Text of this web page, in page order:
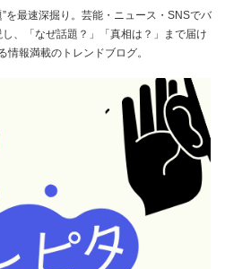
を最速深掘り。芸能・ニュース・SNSでバ
、「なぜ話題？」「真相は？」まで届け
情報満載のトレンドブログ。